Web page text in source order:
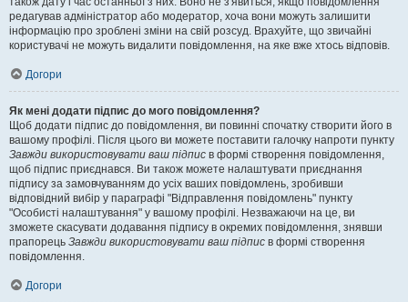
редагував адміністратор або модератор, хоча вони можуть залишити
інформацію про зроблені зміни на свій розсуд. Врахуйте, що звичайні
користувачі не можуть видалити повідомлення, на яке вже хтось відповів.
Догори
Як мені додати підпис до мого повідомлення?
Щоб додати підпис до повідомлення, ви повинні спочатку створити його в
вашому профілі. Після цього ви можете поставити галочку напроти пункту
Завжди використовувати ваш підпис в формі створення повідомлення,
щоб підпис приєднався. Ви також можете налаштувати приєднання
підпису за замовчуванням до усіх ваших повідомлень, зробивши
відповідний вибір у параграфі "Відправлення повідомлень" пункту
"Особисті налаштування" у вашому профілі. Незважаючи на це, ви
зможете скасувати додавання підпису в окремих повідомлення, знявши
прапорець Завжди використовувати ваш підпис в формі створення
повідомлення.
Догори